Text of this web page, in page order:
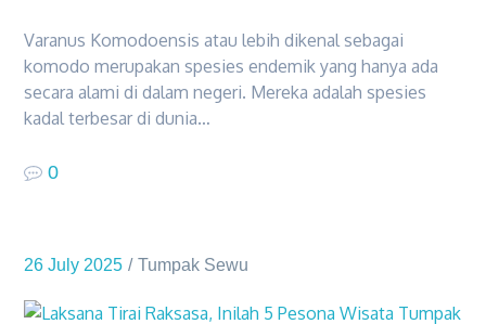
Varanus Komodoensis atau lebih dikenal sebagai
komodo merupakan spesies endemik yang hanya ada
secara alami di dalam negeri. Mereka adalah spesies
kadal terbesar di dunia…
0
26 July 2025 Tumpak Sewu